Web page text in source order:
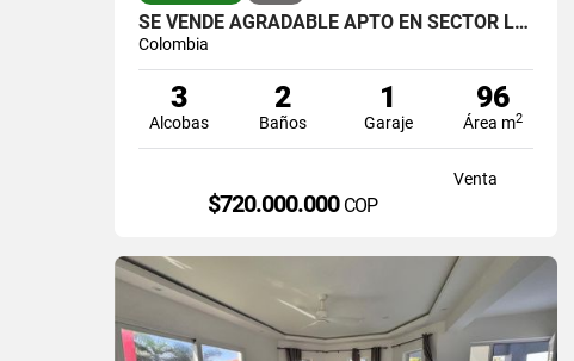
SE VENDE AGRADABLE APTO EN SECTOR LAS VEGAS,CERCA A JUMBO.
Colombia
3
Alcobas
2
Baños
1
Garaje
96
Área m2
Venta
$720.000.000 COP